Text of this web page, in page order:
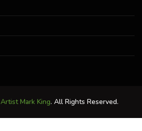
Artist Mark King. All Rights Reserved.